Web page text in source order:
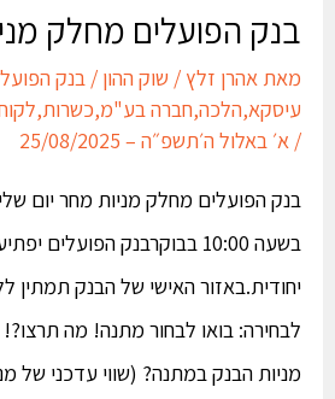
בנק הפועלים מחלק
מאתאהרן זלץ/שוק ההון/בנק
עיסקא,הלכה,חברה בע"מ,כשרות,
/א׳ באלול ה׳תשפ״ה – 25/08/2025
בנק הפועלים מחלק מניות מחר יום
בשעה 10:00 בבוקרבנק הפועלים
יחודית.באזור האישי של הבנק תמתין
מניות הבנק במתנה? (שווי עדכני של